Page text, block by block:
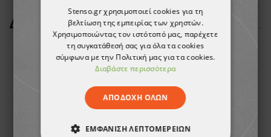
ΔΕΊΤΕ ΠΕΡΙΣΣΌΤΕΡΑ
Stenso.gr χρησιμοποιεί cookies για τη
βελτίωση της εμπειρίας των χρηστών.
Χρησιμοποιώντας τον ιστότοπό μας, παρέχετε
τη συγκατάθεσή σας για όλα τα cookies
σύμφωνα με την Πολιτική μας για τα cookies.
Διαβάστε περισσότερα
ΑΠΟΔΟΧΉ ΌΛΩΝ
ΕΜΦΆΝΙΣΗ ΛΕΠΤΟΜΕΡΕΙΏΝ